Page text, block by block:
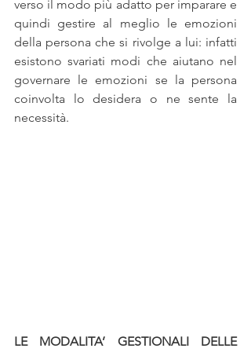
verso il modo più adatto per imparare e
quindi gestire al meglio le emozioni
della persona che si rivolge a lui: infatti
esistono svariati modi che aiutano nel
governare le emozioni se la persona
coinvolta lo desidera o ne sente la
necessità.
LE MODALITA’ GESTIONALI DELLE